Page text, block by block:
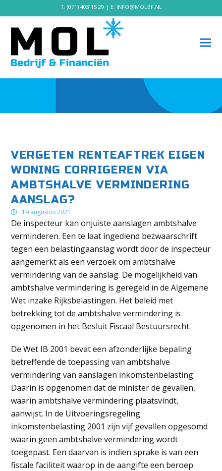
T: (071) 403 15 29 | E: INFO@MOLBF.NL
VERGETEN RENTEAFTREK EIGEN
WONING CORRIGEREN VIA
AMBTSHALVE VERMINDERING
AANSLAG?
19 augustus 2021
De inspecteur kan onjuiste aanslagen ambtshalve
verminderen. Een te laat ingediend bezwaarschrift
tegen een belastingaanslag wordt door de inspecteur
aangemerkt als een verzoek om ambtshalve
vermindering van de aanslag. De mogelijkheid van
ambtshalve vermindering is geregeld in de Algemene
Wet inzake Rijksbelastingen. Het beleid met
betrekking tot de ambtshalve vermindering is
opgenomen in het Besluit Fiscaal Bestuursrecht.
De Wet IB 2001 bevat een afzonderlijke bepaling
betreffende de toepassing van ambtshalve
vermindering van aanslagen inkomstenbelasting.
Daarin is opgenomen dat de minister de gevallen,
waarin ambtshalve vermindering plaatsvindt,
aanwijst. In de Uitvoeringsregeling
inkomstenbelasting 2001 zijn vijf gevallen opgesomd
waarin geen ambtshalve vermindering wordt
toegepast. Een daarvan is indien sprake is van een
fiscale faciliteit waarop in de aangifte een beroep